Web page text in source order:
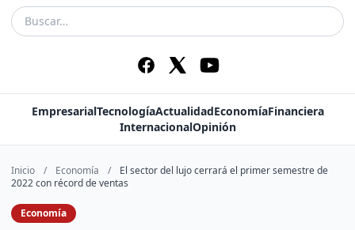
EmpresarialTecnologíaActualidadEconomíaFinanciera
InternacionalOpinión
Inicio / Economía /
El sector del lujo cerrará el primer semestre de
2022 con récord de ventas
Economía